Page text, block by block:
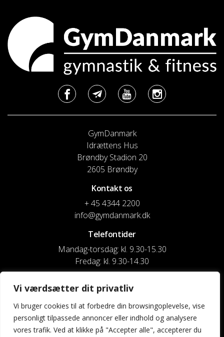
Vi værdsætter dit privatliv
Vi bruger cookies til at forbedre din browsingoplevelse, vise
personligt tilpassede annoncer eller indhold og analysere
vores trafik. Ved at klikke på "Accepter alle", accepterer du
GymDanmark
Idrættens Hus
Brøndby Stadion 20
2605 Brøndby
Kontakt os
+ 45 4344 2200
info@gymdanmark.dk
Telefontider
Mandag-torsdag: kl. 9.30-15.30
Fredag: kl. 9.30-14.30
CVR nr. 20916818
Reg. & Kontonr.: 4180 3119119022
Privatlivspolitik og cookies